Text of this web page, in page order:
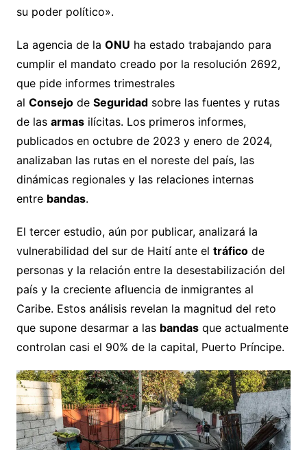
su poder político».
La agencia de la ONU ha estado trabajando para
cumplir el mandato creado por la resolución 2692,
que pide informes trimestrales
al Consejode Seguridadsobre las fuentes y rutas
de las armasilícitas. Los primeros informes,
publicados en octubre de 2023 y enero de 2024,
analizaban las rutas en el noreste del país, las
dinámicas regionales y las relaciones internas
entre bandas.
El tercer estudio, aún por publicar, analizará la
vulnerabilidad del sur de Haití ante el tráficode
personas y la relación entre la desestabilización del
país y la creciente afluencia de inmigrantes al
Caribe. Estos análisis revelan la magnitud del reto
que supone desarmar a las bandasque actualmente
controlan casi el 90% de la capital, Puerto Príncipe.